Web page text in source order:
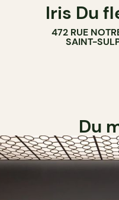
Iris Du
472 RUE
SAINT-
Du